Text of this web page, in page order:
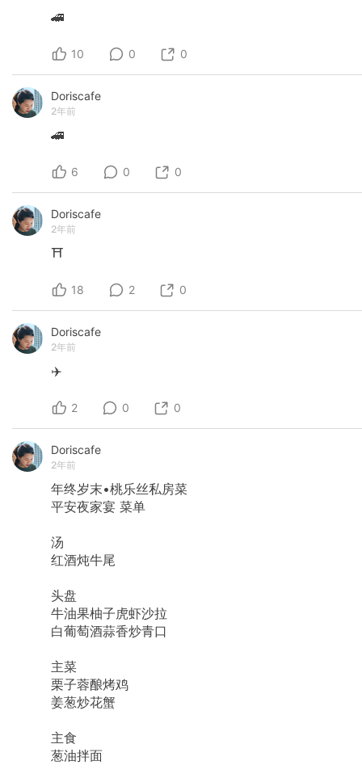
🚄
10 0 0
Doriscafe
2年前
🚄
6 0 0
Doriscafe
2年前
⛩️
18 2 0
Doriscafe
2年前
✈️
2 0 0
Doriscafe
2年前
年终岁末•桃乐丝私房菜
平安夜家宴 菜单
汤
红酒炖牛尾
头盘
牛油果柚子虎虾沙拉
白葡萄酒蒜香炒青口
主菜
栗子蓉酿烤鸡
姜葱炒花蟹
主食
葱油拌面